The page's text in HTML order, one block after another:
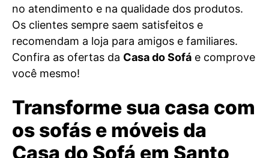
no atendimento e na qualidade dos produtos.
Os clientes sempre saem satisfeitos e
recomendam a loja para amigos e familiares.
Confira as ofertas da Casa do Sofá e comprove
você mesmo!
Transforme sua casa com
os sofás e móveis da
Casa do Sofá em Santo